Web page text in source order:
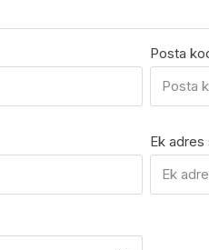
Posta
Ek adres